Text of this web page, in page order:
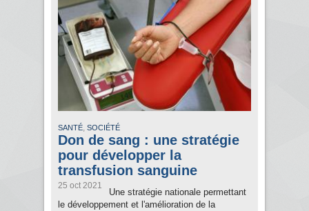
SANTÉ, SOCIÉTÉ
Don de sang : une stratégie
pour développer la
transfusion sanguine
25 oct 2021
Une stratégie nationale permettant
le développement et l'amélioration de la